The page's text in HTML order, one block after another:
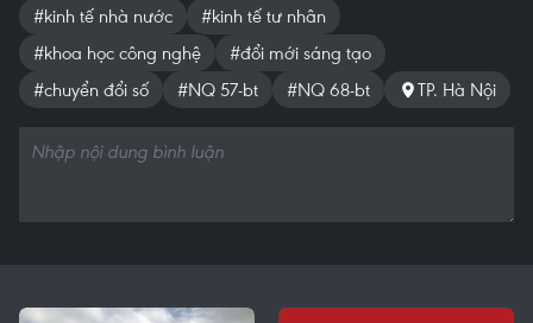
#kinh tế nhà nước
#kinh tế tư nhân
#khoa học công nghệ
#đổi mới sáng tạo
#chuyển đổi số
#NQ 57-bt #NQ 68-bt TP. Hà Nội